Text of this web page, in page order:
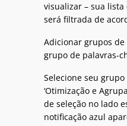
visualizar – sua
será filtrada de
Adicionar grupos
grupo de palavras-
Selecione seu
‘Otimização e
de seleção no lado
notificação azul